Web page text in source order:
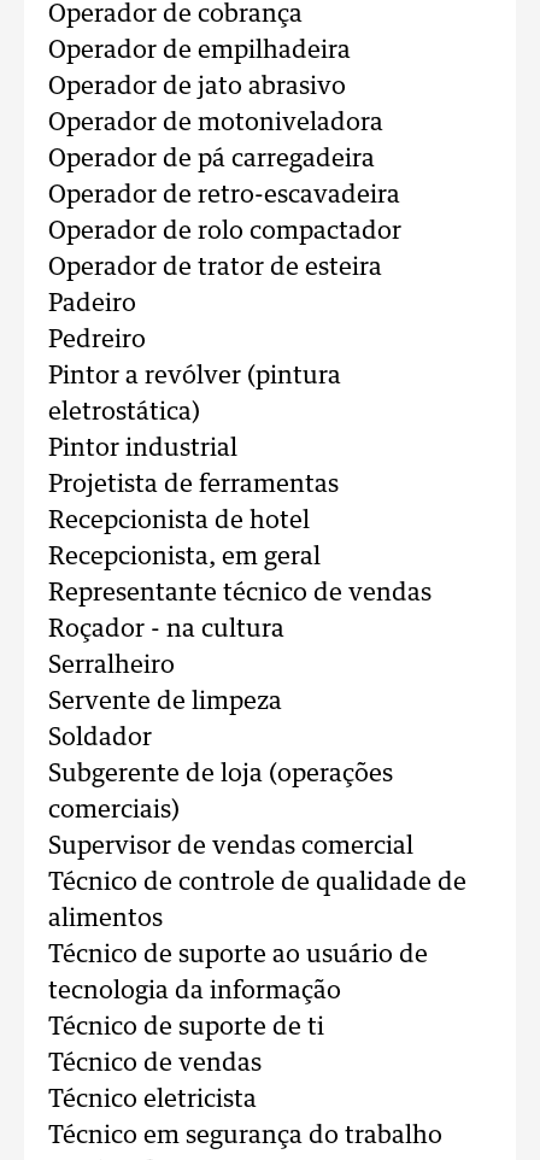
Operador de cobrança
Operador de empilhadeira
Operador de jato abrasivo
Operador de motoniveladora
Operador de pá carregadeira
Operador de retro-escavadeira
Operador de rolo compactador
Operador de trator de esteira
Padeiro
Pedreiro
Pintor a revólver (pintura
eletrostática)
Pintor industrial
Projetista de ferramentas
Recepcionista de hotel
Recepcionista, em geral
Representante técnico de vendas
Roçador - na cultura
Serralheiro
Servente de limpeza
Soldador
Subgerente de loja (operações
comerciais)
Supervisor de vendas comercial
Técnico de controle de qualidade de
alimentos
Técnico de suporte ao usuário de
tecnologia da informação
Técnico de suporte de ti
Técnico de vendas
Técnico eletricista
Técnico em segurança do trabalho